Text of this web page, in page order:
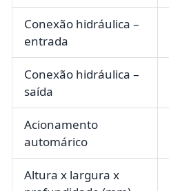
Conexão hidráulica –
entrada
Conexão hidráulica –
saída
Acionamento
automárico
Altura x largura x